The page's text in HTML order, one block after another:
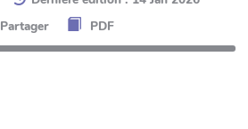
Partager
PDF